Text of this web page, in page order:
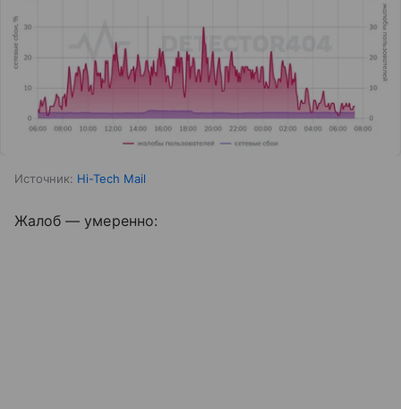
Источник: Hi-Tech Mail
Жалоб — умеренно: